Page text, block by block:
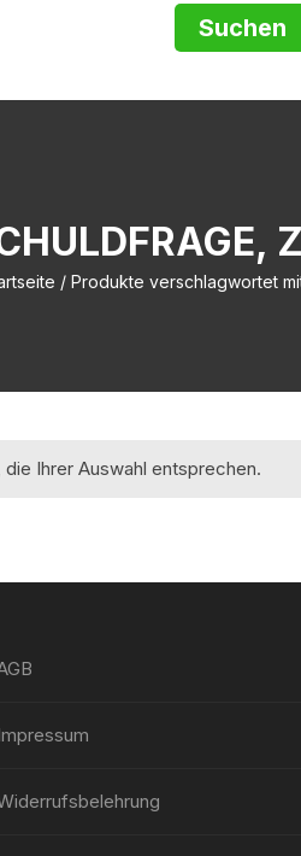
/ Produkte verschlagwortet
Ihrer Auswahl entsprechen.